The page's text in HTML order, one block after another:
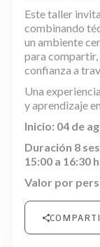
Este taller
combinando
un ambiente
para
confianza a
Una
y aprendizaje
Inicio: 04 de
Duración 8
15:00 a 16:30
Valor por